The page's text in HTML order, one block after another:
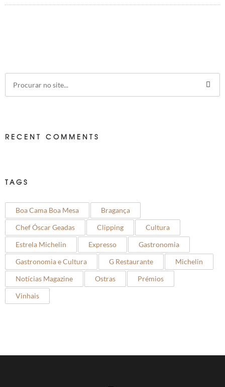
RECENT COMMENTS
TAGS
Boa Cama Boa Mesa
Bragança
Chef Óscar Geadas
Clipping
Cultura
Estrela Michelin
Expresso
Gastronomia
Gastronomia e Cultura
G Restaurante
Michelin
Notícias Magazine
Ostras
Prémios
Vinhais